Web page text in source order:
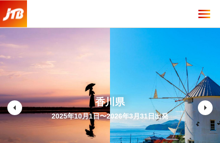
arrow_left arrow_right
香川県
2025年10月1日〜2026年3月31日出発